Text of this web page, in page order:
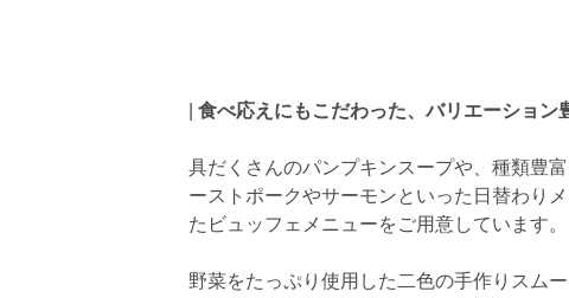
| 食べ応えにもこだわった、バリエーション
具だくさんのパンプキンスープや、種類豊
ーストポークやサーモンといった日替わり
たビュッフェメニューをご用意しています。
野菜をたっぷり使用した二色の手作りスム